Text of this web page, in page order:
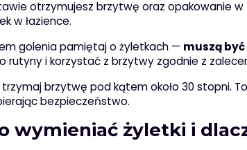
otrzymujesz brzytwę oraz opakowanie
w łazience.
golenia pamiętaj o żyletkach — muszą
rutyny i korzystać z brzytwy zgodnie z
brzytwę pod kątem około 30 stopni.
bezpieczeństwo.
wymieniać żyletki i